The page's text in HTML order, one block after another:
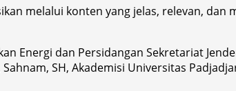
melalui konten yang jelas, relevan, dan
Energi dan Persidangan Sekretariat
SH, Akademisi Universitas